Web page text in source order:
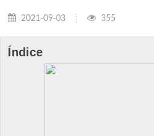
2021-09-03 355
Índice